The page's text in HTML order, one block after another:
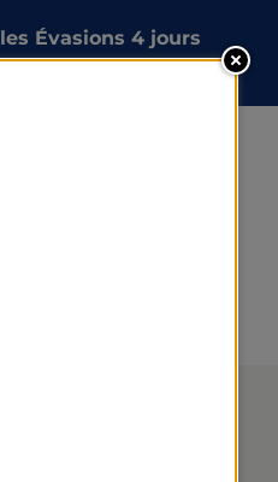
les Évasions 4 jours